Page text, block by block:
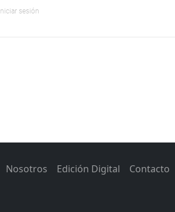
Iniciar sesión
Nosotros Edición Digital Contacto